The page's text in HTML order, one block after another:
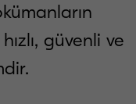
güvenli ve